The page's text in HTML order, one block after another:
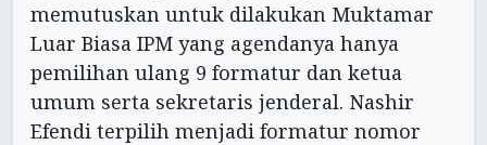
memutuskan untuk dilakukan Muktamar
Luar Biasa IPM yang agendanya hanya
pemilihan ulang 9 formatur dan ketua
umum serta sekretaris jenderal. Nashir
Efendi terpilih menjadi formatur nomor